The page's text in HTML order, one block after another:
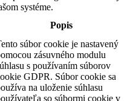
systéme.
Popis
súbor cookie je nastavený
zásuvného modulu
s používaním súborov
GDPR. Súbor cookie sa
na uloženie súhlasu
so súbormi cookie v